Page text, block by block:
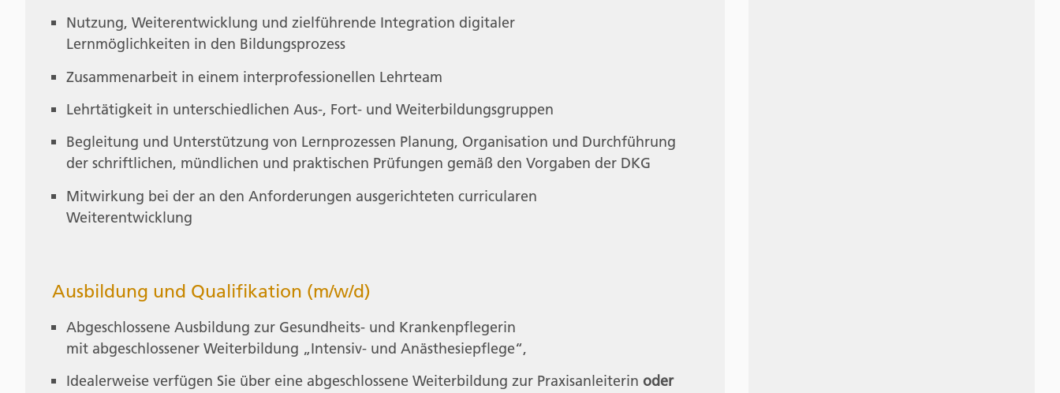
Nutzung, Weiterentwicklung und zielführende Integration digitaler
Lernmöglichkeiten in den Bildungsprozess
Zusammenarbeit in einem interprofessionellen Lehrteam
Lehrtätigkeit in unterschiedlichen Aus-, Fort- und Weiterbildungsgruppen
Begleitung und Unterstützung von Lernprozessen Planung, Organisation und Durchführung
der schriftlichen, mündlichen und praktischen Prüfungen gemäß den Vorgaben der DKG
Mitwirkung bei der an den Anforderungen ausgerichteten curricularen
Weiterentwicklung
Ausbildung und Qualifikation (m/w/d)
Abgeschlossene Ausbildung zur Gesundheits- und Krankenpflegerin
mit abgeschlossener Weiterbildung „Intensiv- und Anästhesiepflege“,
Idealerweise verfügen Sie über eine abgeschlossene Weiterbildung zur Praxisanleiterin oder